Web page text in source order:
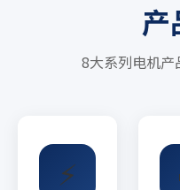
产
8大系列电机产
⚡